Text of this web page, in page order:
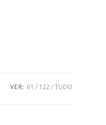
VER: 61 122 TUDO